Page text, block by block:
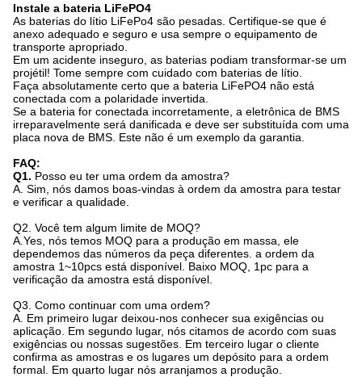
Instale a bateria LiFePO4
As baterias do lítio LiFePo4 são pesadas. Certifique-se que é
anexo adequado e seguro e usa sempre o equipamento de
transporte apropriado.
Em um acidente inseguro, as baterias podiam transformar-se um
projétil! Tome sempre com cuidado com baterias de lítio.
Faça absolutamente certo que a bateria LiFePO4 não está
conectada com a polaridade invertida.
Se a bateria for conectada incorretamente, a eletrônica de BMS
irreparavelmente será danificada e deve ser substituída com uma
placa nova de BMS. Este não é um exemplo da garantia.
FAQ:
Q1. Posso eu ter uma ordem da amostra?
A. Sim, nós damos boas-vindas à ordem da amostra para testar
e verificar a qualidade.
Q2. Você tem algum limite de MOQ?
A.Yes, nós temos MOQ para a produção em massa, ele
dependemos das números da peça diferentes. a ordem da
amostra 1~10pcs está disponível. Baixo MOQ, 1pc para a
verificação da amostra está disponível.
Q3. Como continuar com uma ordem?
A. Em primeiro lugar deixou-nos conhecer sua exigências ou
aplicação. Em segundo lugar, nós citamos de acordo com suas
exigências ou nossas sugestões. Em terceiro lugar o cliente
confirma as amostras e os lugares um depósito para a ordem
formal. Em quarto lugar nós arranjamos a produção.